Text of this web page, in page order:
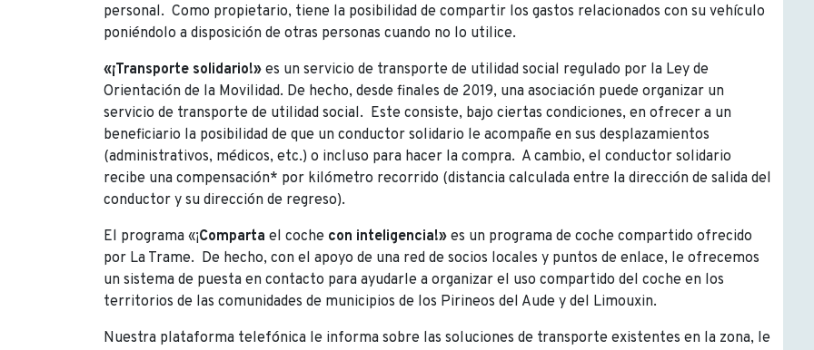
personal. Como propietario, tiene la posibilidad de compartir los gastos relacionados con su vehículo
poniéndolo a disposición de otras personas cuando no lo utilice.
«¡Transporte solidario!» es un servicio de transporte de utilidad social regulado por la Ley de
Orientación de la Movilidad. De hecho, desde finales de 2019, una asociación puede organizar un
servicio de transporte de utilidad social. Este consiste, bajo ciertas condiciones, en ofrecer a un
beneficiario la posibilidad de que un conductor solidario le acompañe en sus desplazamientos
(administrativos, médicos, etc.) o incluso para hacer la compra. A cambio, el conductor solidario
recibe una compensación* por kilómetro recorrido (distancia calculada entre la dirección de salida del
conductor y su dirección de regreso).
El programa «¡Comparta el coche con inteligencia!» es un programa de coche compartido ofrecido
por La Trame. De hecho, con el apoyo de una red de socios locales y puntos de enlace, le ofrecemos
un sistema de puesta en contacto para ayudarle a organizar el uso compartido del coche en los
territorios de las comunidades de municipios de los Pirineos del Aude y del Limouxin.
Nuestra plataforma telefónica le informa sobre las soluciones de transporte existentes en la zona, le